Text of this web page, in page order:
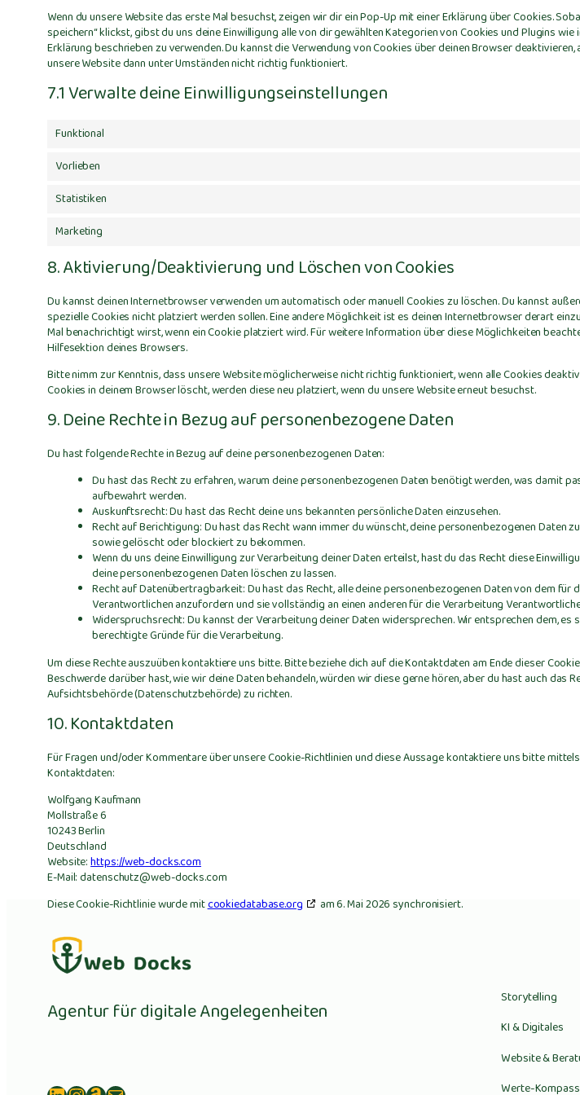
Wenn du unsere Website das erste Mal besuchst, zeigen wir dir ein Pop-Up mit einer Erklärung über Cookies.
speichern“ klickst, gibst du uns deine Einwilligung alle von dir gewählten Kategorien von Cookies und Plugins wie
Erklärung beschrieben zu verwenden. Du kannst die Verwendung von Cookies über deinen Browser
unsere Website dann unter Umständen nicht richtig funktioniert.
7.1 Verwalte deine Einwilligungseinstellungen
Funktional
Vorlieben
Statistiken
Marketing
8. Aktivierung/Deaktivierung und Löschen von Cookies
Du kannst deinen Internetbrowser verwenden um automatisch oder manuell Cookies zu löschen. Du kannst
spezielle Cookies nicht platziert werden sollen. Eine andere Möglichkeit ist es deinen Internetbrowser derart
Mal benachrichtigt wirst, wenn ein Cookie platziert wird. Für weitere Information über diese Möglichkeiten
Hilfesektion deines Browsers.
Bitte nimm zur Kenntnis, dass unsere Website möglicherweise nicht richtig funktioniert, wenn alle Cookies
Cookies in deinem Browser löscht, werden diese neu platziert, wenn du unsere Website erneut besuchst.
9. Deine Rechte in Bezug auf personenbezogene Daten
Du hast folgende Rechte in Bezug auf deine personenbezogenen Daten:
Du hast das Recht zu erfahren, warum deine personenbezogenen Daten benötigt werden, was damit
aufbewahrt werden.
Auskunftsrecht: Du hast das Recht deine uns bekannten persönliche Daten einzusehen.
Recht auf Berichtigung: Du hast das Recht wann immer du wünscht, deine personenbezogenen Daten
sowie gelöscht oder blockiert zu bekommen.
Wenn du uns deine Einwilligung zur Verarbeitung deiner Daten erteilst, hast du das Recht diese
deine personenbezogenen Daten löschen zu lassen.
Recht auf Datenübertragbarkeit: Du hast das Recht, alle deine personenbezogenen Daten von dem für
Verantwortlichen anzufordern und sie vollständig an einen anderen für die Verarbeitung
Widerspruchsrecht: Du kannst der Verarbeitung deiner Daten widersprechen. Wir entsprechen dem, es
berechtigte Gründe für die Verarbeitung.
Um diese Rechte auszuüben kontaktiere uns bitte. Bitte beziehe dich auf die Kontaktdaten am Ende dieser
Beschwerde darüber hast, wie wir deine Daten behandeln, würden wir diese gerne hören, aber du hast auch das
Aufsichtsbehörde (Datenschutzbehörde) zu richten.
10. Kontaktdaten
Für Fragen und/oder Kommentare über unsere Cookie-Richtlinien und diese Aussage kontaktiere uns bitte
Kontaktdaten:
Wolfgang Kaufmann
Mollstraße 6
10243 Berlin
Deutschland
Website:https://web-docks.com
E-Mail:datenschutz@web-docks.com
Diese Cookie-Richtlinie wurde mitcookiedatabase.org am 6. Mai 2026 synchronisiert.
Agentur für digitale Angelegenheiten
Storytelling
KI & Digitales
Website &
Werte-Kompass